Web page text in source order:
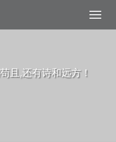
且,还有诗和远方！